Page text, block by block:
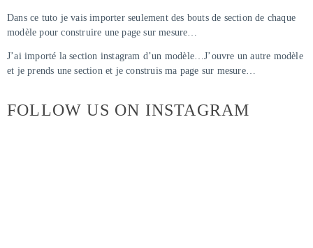
Dans ce tuto je vais importer seulement des bouts de section de chaque
modèle pour construire une page sur mesure…
J’ai importé la section instagram d’un modèle…J’ouvre un autre modèle
et je prends une section et je construis ma page sur mesure…
FOLLOW US ON INSTAGRAM